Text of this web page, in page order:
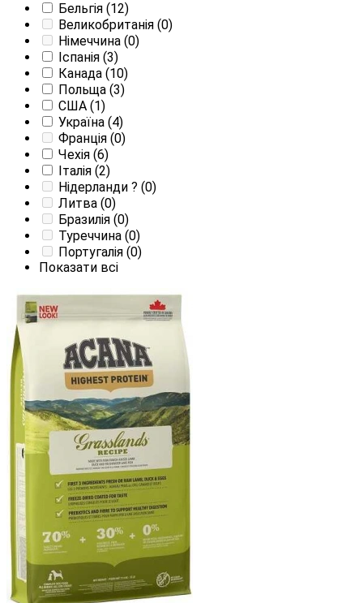
Бельгія (12)
Великобританія (0)
Німеччина (0)
Іспанія (3)
Канада (10)
Польща (3)
США (1)
Україна (4)
Франція (0)
Чехія (6)
Італія (2)
Нідерланди ? (0)
Литва (0)
Бразилія (0)
Туреччина (0)
Португалія (0)
Показати всі